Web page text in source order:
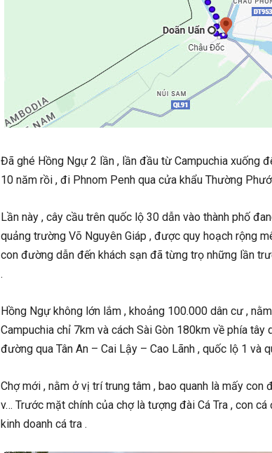
Đã ghé Hồng Ngự 2 lần , lần đầu từ Campuchia xuống
10 năm rồi , đi Phnom Penh qua cửa khẩu Thường
Lần này , cây cầu trên quốc lộ 30 dẫn vào thành phố
quảng trường Võ Nguyên Giáp , được quy hoạch rộng
con đường dẫn đến khách sạn đã từng trọ những lần
.
Hồng Ngự không lớn lắm , khoảng 100.000 dân cư ,
Campuchia chỉ 7km và cách Sài Gòn 180km về phía
đường qua Tân An – Cai Lậy – Cao Lãnh , quốc lộ 1 và
Chợ mới , nằm ở vị trí trung tâm , bao quanh là mấy
v… Trước mặt chính của chợ là tượng đài Cá Tra , con
kinh doanh cá tra .